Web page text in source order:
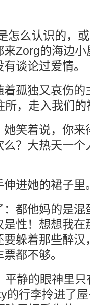
怎么认识的，
Zorg的海边
谈论过爱情。
孤独又哀伤
所，走入我们
笑着说，你
？大热天一
进她的裙子里
都他妈的是
性！想想我
躲着那些醉
都不够。
静的眼神里
的行李拎进了